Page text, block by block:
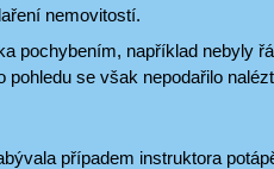
nemovitostí.
pochybením, například nebyly
pohledu se však nepodařilo
případem instruktora